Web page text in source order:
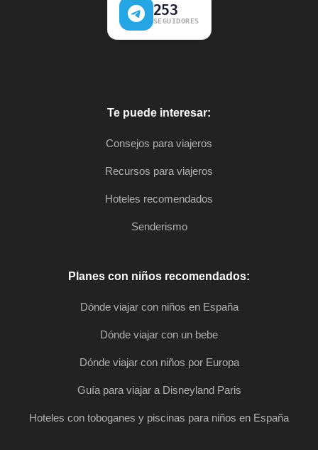
253
SEGUIDORES
Te puede interesar:
Consejos para viajeros
Recursos para viajeros
Hoteles recomendados
Senderismo
Planes con niños recomendados:
Dónde viajar con niños en España
Dónde viajar con un bebe
Dónde viajar con niños por Europa
Guía para viajar a Disneyland Paris
Hoteles con toboganes y piscinas para niños en España